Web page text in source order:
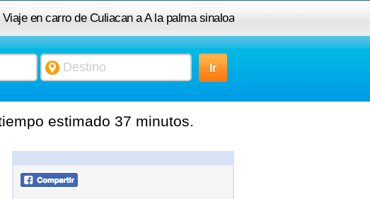
Viaje en carro de Culiacan a A la palma sinaloa
estimado 37 minutos.